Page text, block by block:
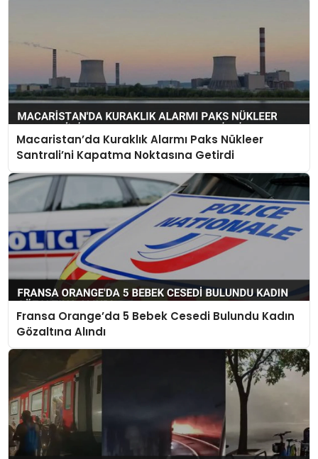
Macaristan’da Kuraklık Alarmı Paks Nükleer
Santrali’ni Kapatma Noktasına Getirdi
Fransa Orange’da 5 Bebek Cesedi Bulundu Kadın
Gözaltına Alındı